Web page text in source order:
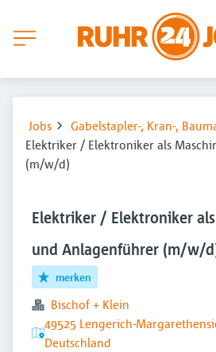
Jobs
Gabelstapler-, Kran-,
Elektriker / Elektroniker als
(m/w/d)
Elektriker / Elektroniker
und Anlagenführer (m/w/
merken
Bischof + Klein
49525 Lengerich-
Deutschland